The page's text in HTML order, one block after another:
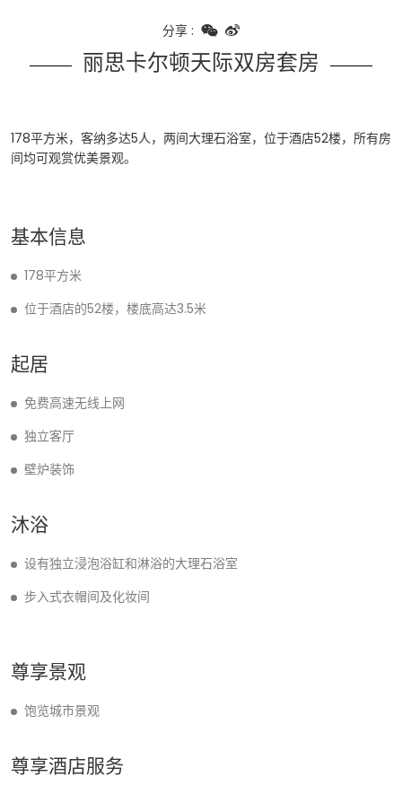
分享 :
丽思卡尔顿天际双房套房
178平方米，客纳多达5人，两间大理石浴室，位于酒店52楼，所有房
间均可观赏优美景观。
基本信息
178平方米
位于酒店的52楼，楼底高达3.5米
起居
免费高速无线上网
独立客厅
壁炉装饰
沐浴
设有独立浸泡浴缸和淋浴的大理石浴室
步入式衣帽间及化妆间
尊享景观
饱览城市景观
尊享酒店服务